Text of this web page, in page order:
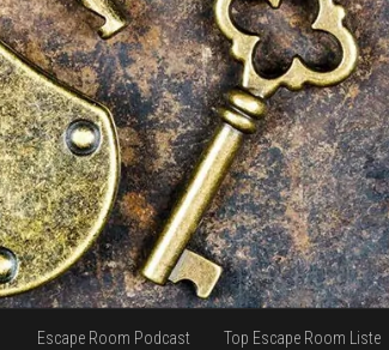
Escape Room Podcast Top Escape Room Liste